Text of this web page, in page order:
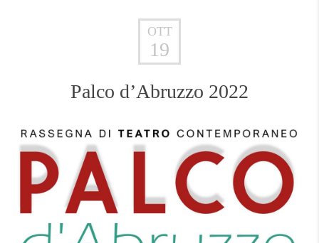
OTT
19
Palco d’Abruzzo 2022